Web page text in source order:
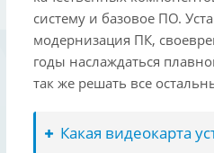
систему и базовое ПО.
модернизация ПК,
годы наслаждаться
так же решать все
Какая видеокарта